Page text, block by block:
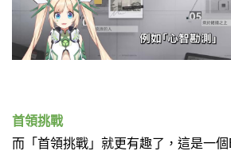
首領挑戰
而「首領挑戰」就更有趣了，這是一個